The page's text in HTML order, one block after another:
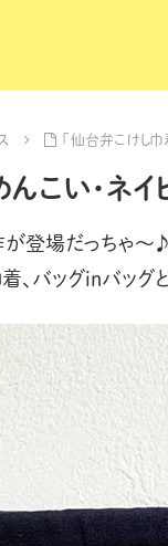
「仙台弁こけし
んこい・ネ
が登場だっちゃ〜♪
、バッグinバッグ